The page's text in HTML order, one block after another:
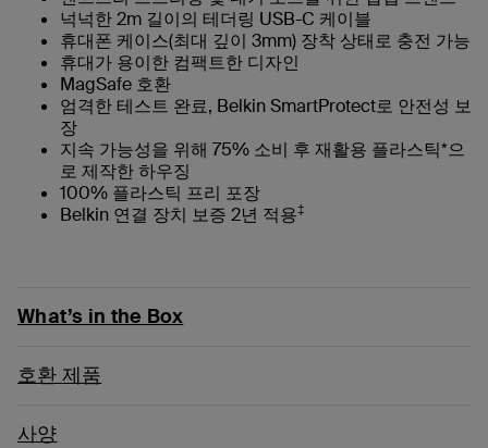
넉넉한 2m 길이의 테더링 USB-C 케이블
휴대폰 케이스(최대 깊이 3mm) 장착 상태로 충전 가능
휴대가 용이한 컴팩트한 디자인
MagSafe 호환
엄격한 테스트 완료, Belkin SmartProtect로 안전성 보
장
지속 가능성을 위해 75% 소비 후 재활용 플라스틱*으
로 제작한 하우징
100% 플라스틱 프리 포장
Belkin 연결 장치 보증 2년 적용‡
What’s in the Box
호환 제품
사양